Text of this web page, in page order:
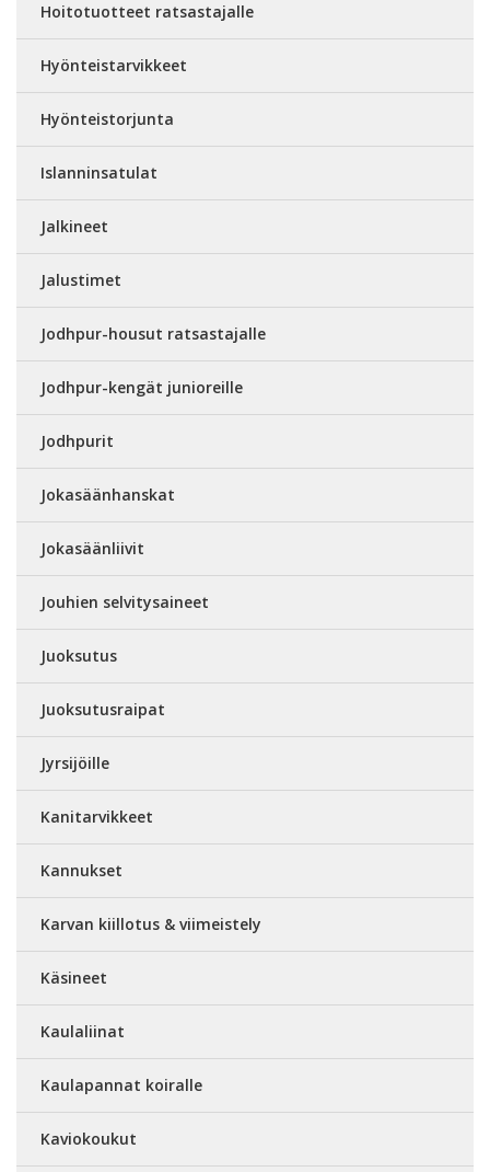
Hoitotuotteet ratsastajalle
Hyönteistarvikkeet
Hyönteistorjunta
Islanninsatulat
Jalkineet
Jalustimet
Jodhpur-housut ratsastajalle
Jodhpur-kengät junioreille
Jodhpurit
Jokasäänhanskat
Jokasäänliivit
Jouhien selvitysaineet
Juoksutus
Juoksutusraipat
Jyrsijöille
Kanitarvikkeet
Kannukset
Karvan kiillotus & viimeistely
Käsineet
Kaulaliinat
Kaulapannat koiralle
Kaviokoukut